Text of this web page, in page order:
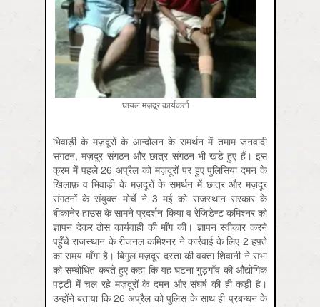
घायल मज़दूर कार्यकर्ता
भिवाड़ी के मज़दूरों के आन्दोलन के समर्थन में तमाम जनवादी
संगठन, मज़दूर संगठन और छात्र संगठन भी खडे हुए हैं। इस
क्रम में पहले 26 अप्रैल को मज़दूरों पर हुए पुलिसिया दमन के
खिलाफ़ व भिवाड़ी के मज़दूरों के समर्थन में छात्र और मज़दूर
संगठनों के संयुक्त मोर्चे ने 3 मई को राजस्थान सरकार के
बीकानेर हाउस के सामने प्रदर्शन किया व रेज़िडेण्ट कमिश्नर को
ज्ञापन देकर ठोस कार्यवाही की माँग की। ज्ञापन स्वीकार करने
पहुँचे राजस्थान के रीजनल कमिश्नर ने कार्रवाई के लिए 2 हफ़्ते
का समय माँगा है। बिगुल मज़दूर दस्ता की वक्ता शिवानी ने सभा
को सम्बोधित करते हुए कहा कि यह घटना गुड़गाँव की औद्योगिक
पट्टी में चल रहे मज़दूरों के दमन और संघर्ष की ही कड़ी है।
उन्होंने बताया कि 26 अप्रैल को पुलिस के साथ ही प्रबन्धन के